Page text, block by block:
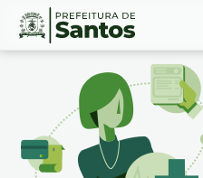
Ir
Conteúdo